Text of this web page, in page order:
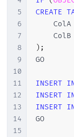
5
6
7
8
9
10
11
12
13
14
15
CREATE
    ColA
    ColB
) ;
GO
INSERT
INSERT
INSERT
GO